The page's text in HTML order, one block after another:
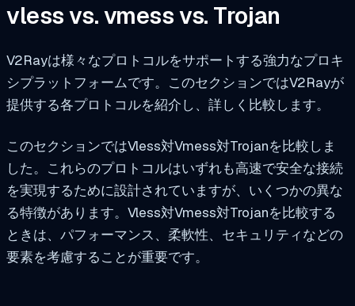
vless vs. vmess vs. Trojan
V2Rayは様々なプロトコルをサポートする強力なプロキ
シプラットフォームです。このセクションではV2Rayが
提供する各プロトコルを紹介し、詳しく比較します。
このセクションではVless対Vmess対Trojanを比較しま
した。これらのプロトコルはいずれも高速で安全な接続
を実現するために設計されていますが、いくつかの異な
る特徴があります。Vless対Vmess対Trojanを比較する
ときは、パフォーマンス、柔軟性、セキュリティなどの
要素を考慮することが重要です。